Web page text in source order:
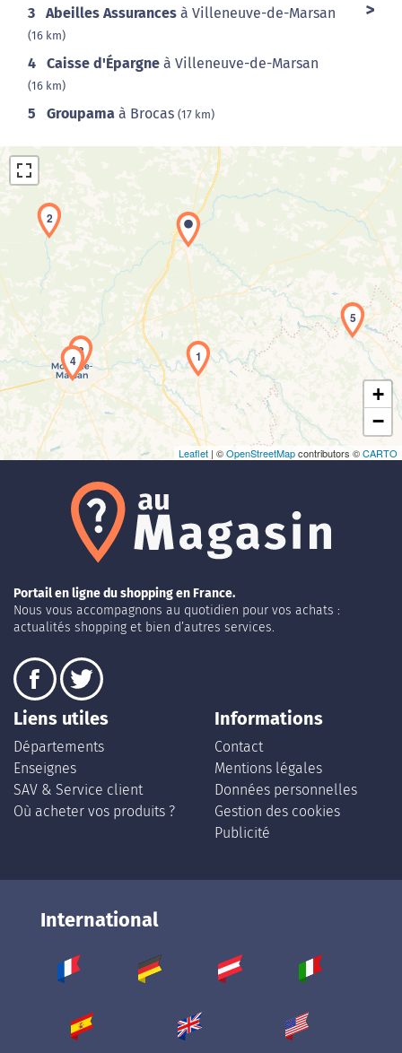
3 Abeilles Assurances à Villeneuve-de-Marsan
(16 km)
4 Caisse d'Épargne à Villeneuve-de-Marsan
(16 km)
5 Groupama à Brocas (17 km)
Chargement de la carte en cours...
1
2
3
4
5
+
−
Leaflet| ©OpenStreetMapcontributors ©CARTO
Portail en ligne du shopping en France.
Nous vous accompagnons au quotidien pour vos achats :
actualités shopping et bien d’autres services.
Liens utiles
Départements
Enseignes
SAV & Service client
Où acheter vos produits ?
Informations
Contact
Mentions légales
Données personnelles
Gestion des cookies
Publicité
International